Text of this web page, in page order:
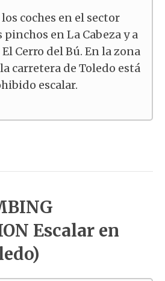
coches en el sector
pinchos en La Cabeza y a
Cerro del Bú. En la zona
carretera de Toledo está
escalar.
Escalar en